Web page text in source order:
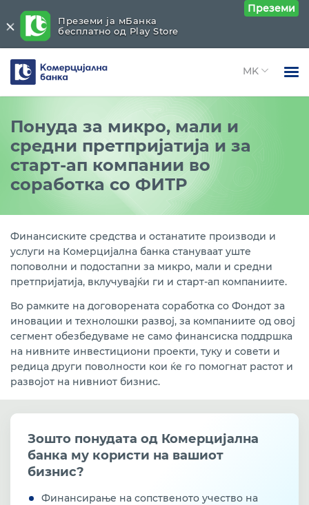
Open
Правни лица
За нас
Комерцијална
банка
Понуда за микро, мали и
средни претпријатија и за
старт-ап компании во
соработка со ФИТР
Финансиските средства и останатите производи и
услуги на Комерцијална банка стануваат уште
поповолни и подостапни за микро, мали и средни
претпријатија, вклучувајќи ги и старт-ап компаниите.
Во рамките на договорената соработка со Фондот за
иновации и технолошки развој, за компаниите од овој
сегмент обезбедуваме не само финансиска поддршка
на нивните инвестициони проекти, туку и совети и
редица други поволности кои ќе го помогнат растот и
развојот на нивниот бизнис.
Зошто понудата од Комерцијална
банка му користи на вашиот
бизнис?
Финансирање на сопственото учество на
Преземи ја мБанка
бесплатно од Play Store
Преземи